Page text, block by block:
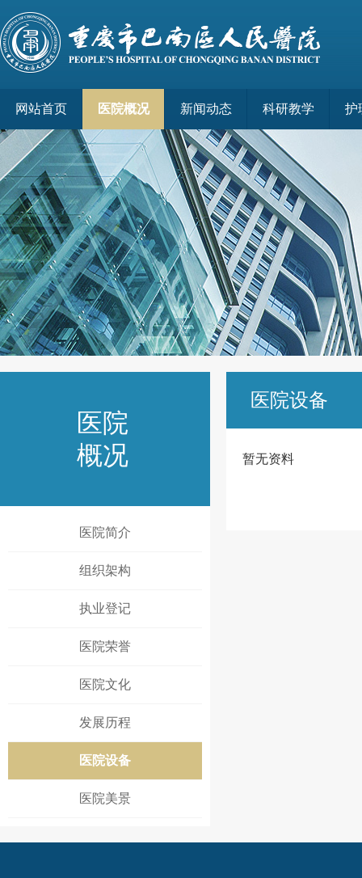
网站首页 医院概况 新闻动态 科研教学 护
医院
概况
医院简介
组织架构
执业登记
医院荣誉
医院文化
发展历程
医院设备
医院美景
医院设备
暂无资料